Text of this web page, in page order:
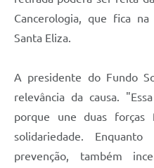
Cancerologia, que fica
Santa Eliza.
A presidente do Fundo
relevância da causa.
porque une duas forças
solidariedade.
prevenção, também